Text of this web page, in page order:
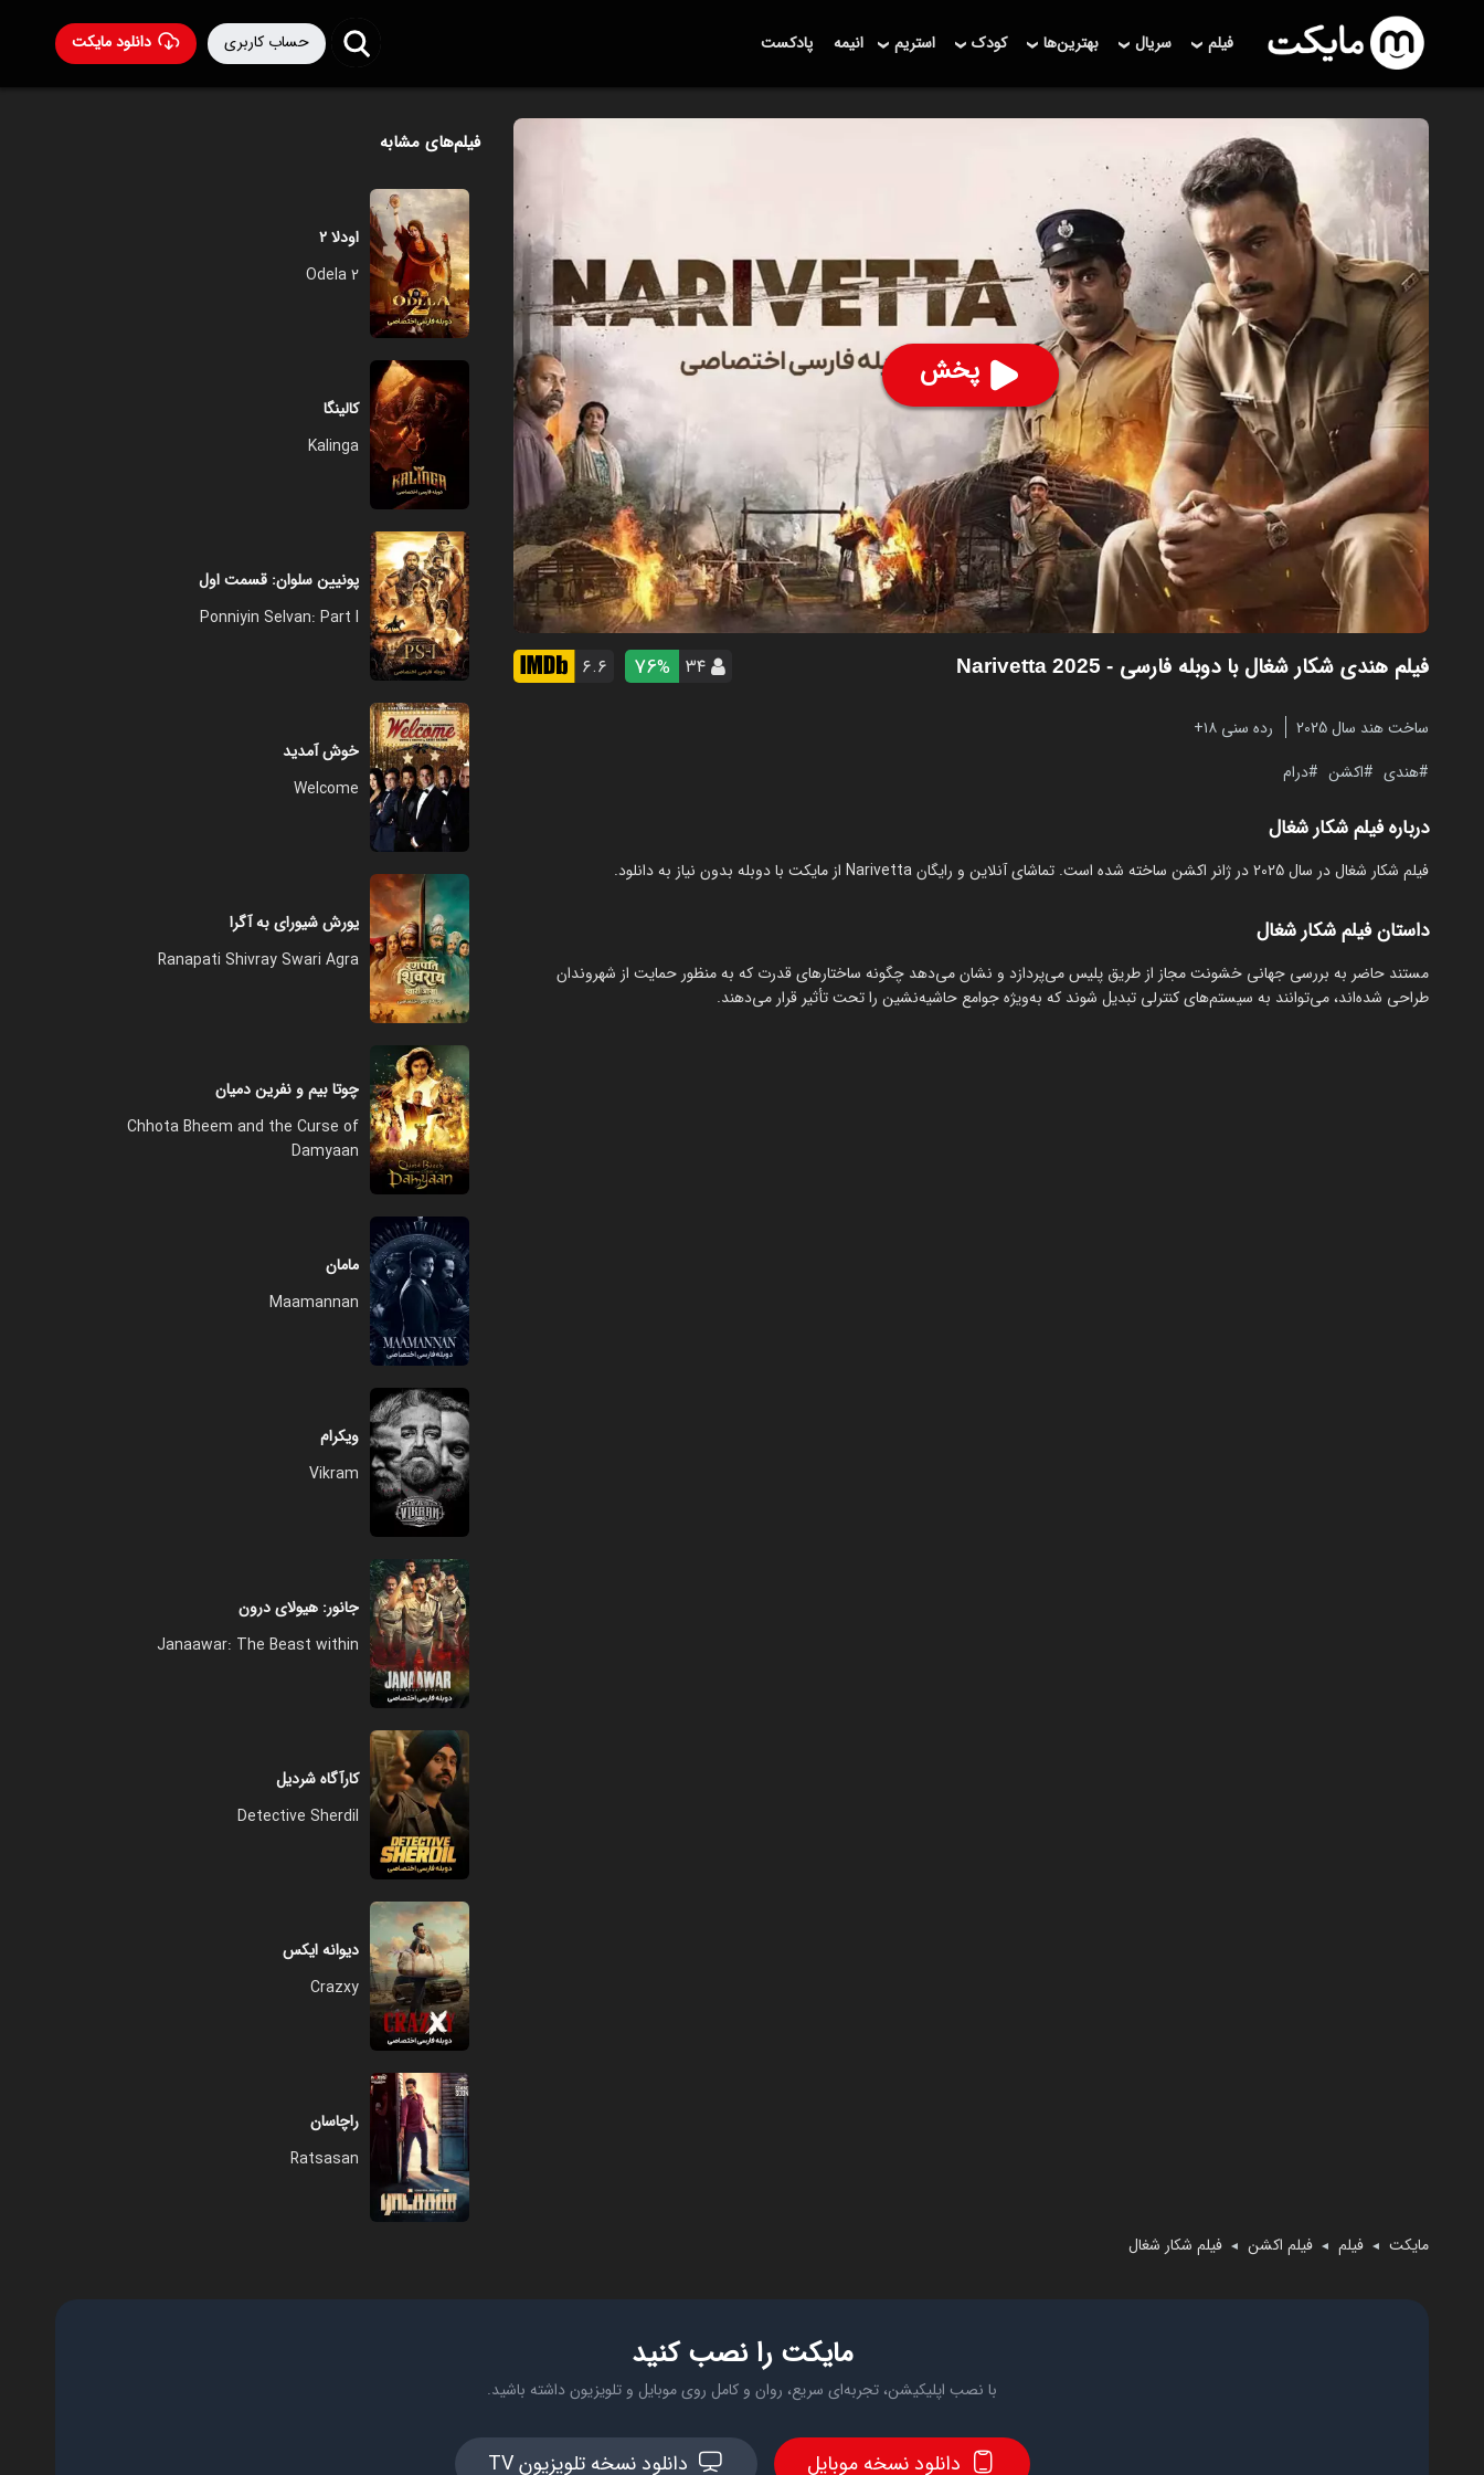
دانلود مایکت حساب کاربری فیلم سریال بهترین‌ها کودک استریم انیمه پادکست
پخش
فیلم هندی شکار شغال با دوبله فارسی - Narivetta 2025 ۳۴ 76% ۶.۶
ساخت هند سال 2025
رده سنی ۱۸+
هندی
اکشن درام
درباره فیلم شکار شغال
فیلم شکار شغال در سال 2025 در ژانر اکشن ساخته شده است. تماشای آنلاین و رایگان Narivetta از مایکت با دوبله بدون نیاز به دانلود.
داستان فیلم شکار شغال
مستند حاضر به بررسی جهانی خشونت مجاز از طریق پلیس می‌پردازد و نشان می‌دهد چگونه ساختارهای قدرت که به منظور حمایت از شهروندان
طراحی شده‌اند، می‌توانند به سیستم‌های کنترلی تبدیل شوند که به‌ویژه جوامع حاشیه‌نشین را تحت تأثیر قرار می‌دهند.
مایکت ◄ فیلم ◄ فیلم اکشن ◄ فیلم شکار شغال
فیلم‌های مشابه
اودلا ۲
Odela 2
کالینگا
Kalinga
پونیین سلوان: قسمت اول
Ponniyin Selvan: Part I
خوش آمدید
Welcome
یورش شیورای به آگرا
Ranapati Shivray Swari Agra
چوتا بیم و نفرین دمیان
Chhota Bheem and the Curse of
Damyaan
مامان
Maamannan
ویکرام
Vikram
جانور: هیولای درون
Janaawar: The Beast within
کارآگاه شردیل
Detective Sherdil
دیوانه ایکس
Crazxy
راچاسان
Ratsasan
مایکت را نصب کنید
با نصب اپلیکیشن، تجربه‌ای سریع، روان و کامل روی موبایل و تلویزیون داشته باشید.
دانلود نسخه موبایل دانلود نسخه تلویزیون TV